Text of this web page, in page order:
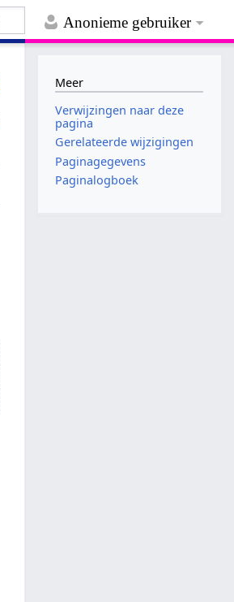
Anonieme gebruiker
Meer
Verwijzingen naar deze
pagina
Gerelateerde wijzigingen
Paginagegevens
Paginalogboek